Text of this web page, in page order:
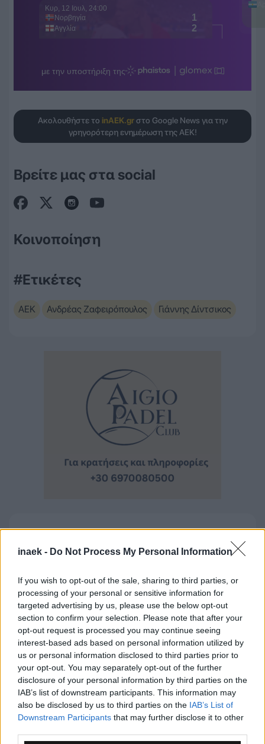
inaek - Do Not Process My Personal Information
If you wish to opt-out of the sale, sharing to third parties, or
processing of your personal or sensitive information for
targeted advertising by us, please use the below opt-out
section to confirm your selection. Please note that after your
opt-out request is processed you may continue seeing
interest-based ads based on personal information utilized by
us or personal information disclosed to third parties prior to
your opt-out. You may separately opt-out of the further
disclosure of your personal information by third parties on the
IAB’s list of downstream participants. This information may
also be disclosed by us to third parties on the IAB’s List of
Downstream Participants that may further disclose it to other
Ακολουθήστε το inAEK.grστο Google News για την
γρηγορότερη ενημέρωση της ΑΕΚ!
Βρείτε μας στα social
Κοινοποίηση
#Ετικέτες
ΑΕΚ Ανδρέας Ζαφειρόπουλος Γιάννης Δίντσικος
Ροή Ειδήσεων